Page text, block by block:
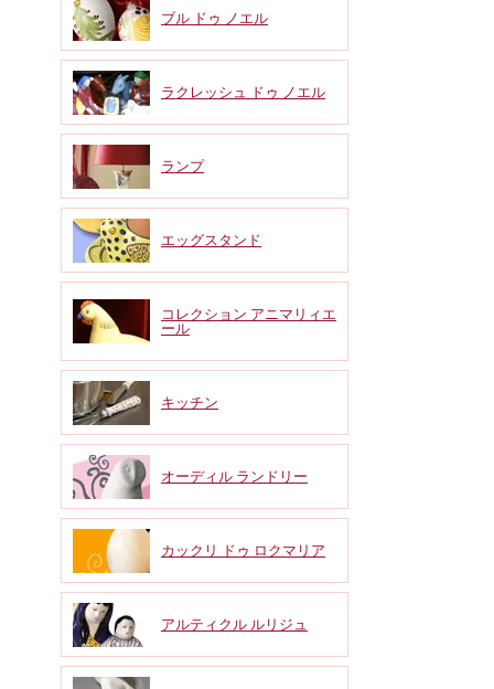
ブル ドゥ ノエル
ラクレッシュ ドゥ ノエル
ランプ
エッグスタンド
コレクション アニマリィエ
ール
キッチン
オーディル ランドリー
カックリ ドゥ ロクマリア
アルティクル ルリジュ